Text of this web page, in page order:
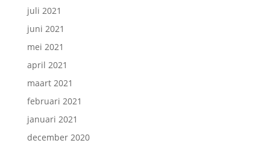
juli 2021
juni 2021
mei 2021
april 2021
maart 2021
februari 2021
januari 2021
december 2020